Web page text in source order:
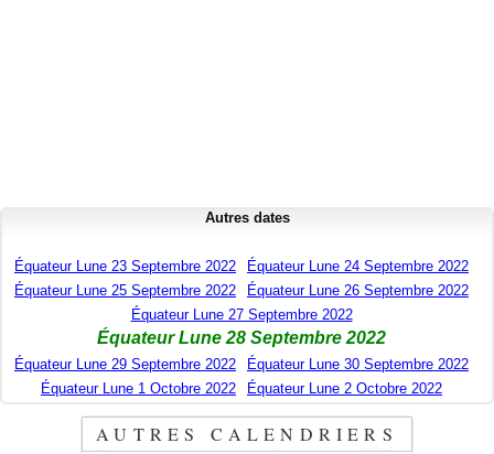
Autres dates
Équateur Lune 23 Septembre 2022
Équateur Lune 24 Septembre 2022
Équateur Lune 25 Septembre 2022
Équateur Lune 26 Septembre 2022
Équateur Lune 27 Septembre 2022
Équateur Lune 28 Septembre 2022
Équateur Lune 29 Septembre 2022
Équateur Lune 30 Septembre 2022
Équateur Lune 1 Octobre 2022
Équateur Lune 2 Octobre 2022
AUTRES CALENDRIERS